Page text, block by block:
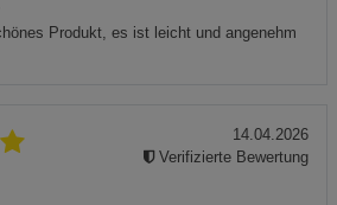
Produkt, es ist leicht und angenehm
14.04.2026
Verifizierte Bewertung